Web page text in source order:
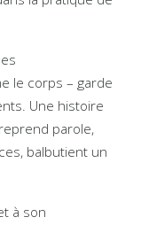
le corps – garde
Une histoire
parole,
balbutient un
à son